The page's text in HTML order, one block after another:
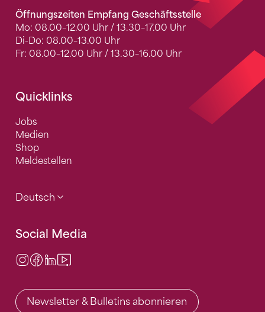
Öffnungszeiten Empfang Geschäftsstelle
Mo: 08.00–12.00 Uhr / 13.30–17.00 Uhr
Di-Do: 08.00–13.00 Uhr
Fr: 08.00–12.00 Uhr / 13.30–16.00 Uhr
Quicklinks
Jobs
Medien
Shop
Meldestellen
Deutsch
Social Media
Instagram
Facebook
LinkedIn
Newsletter & Bulletins abonnieren